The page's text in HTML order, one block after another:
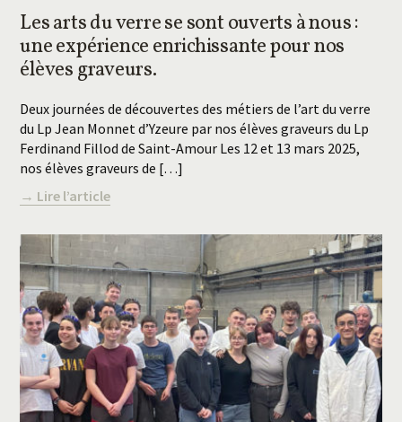
Les arts du verre se sont ouverts à nous :
une expérience enrichissante pour nos
élèves graveurs.
Deux journées de découvertes des métiers de l’art du verre
du Lp Jean Monnet d’Yzeure par nos élèves graveurs du Lp
Ferdinand Fillod de Saint-Amour Les 12 et 13 mars 2025,
nos élèves graveurs de […]
→ Lire l’article